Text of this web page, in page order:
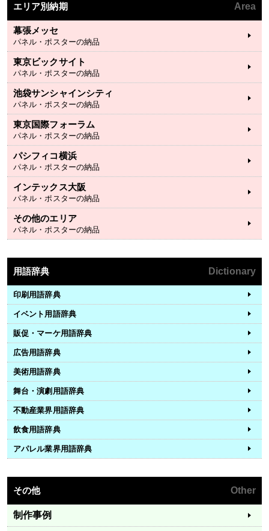
エリア別納期 Area
幕張メッセ
パネル・ポスターの納品
東京ビックサイト
パネル・ポスターの納品
池袋サンシャインシティ
パネル・ポスターの納品
東京国際フォーラム
パネル・ポスターの納品
パシフィコ横浜
パネル・ポスターの納品
インテックス大阪
パネル・ポスターの納品
その他のエリア
パネル・ポスターの納品
用語辞典 Dictionary
印刷用語辞典
イベント用語辞典
販促・マーケ用語辞典
広告用語辞典
美術用語辞典
舞台・演劇用語辞典
不動産業界用語辞典
飲食用語辞典
アパレル業界用語辞典
その他 Other
制作事例